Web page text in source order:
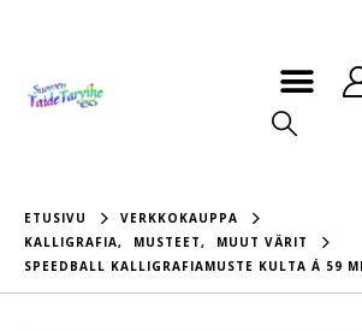
ETUSIVU
VERKKOKAUPPA
KALLIGRAFIA, MUSTEET,
MUUT VÄRIT
SPEEDBALL KALLIGRAFIAMUSTE KULTA Á 59